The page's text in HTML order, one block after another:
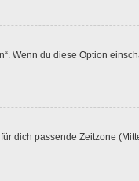
Wenn du diese Option
dich passende Zeitzone